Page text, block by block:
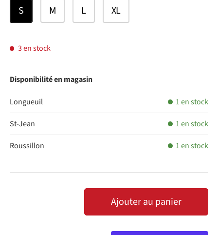
S
M L XL
3 en stock
Disponibilité en magasin
Longueuil 1 en stock
St-Jean 1 en stock
Roussillon 1 en stock
DIMINUER LA QUANTITÉ
AUGMENTER LA QUANTITÉ
Ajouter au panier